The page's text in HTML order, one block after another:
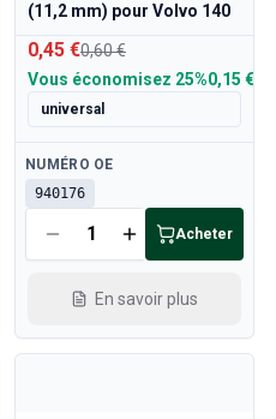
(11,2 mm) pour Volvo 140
0,45 €0,60 €
Vous économisez 25%0,15 €
universal
Disponible
NUMÉRO OE
940176
Acheter
En savoir plus